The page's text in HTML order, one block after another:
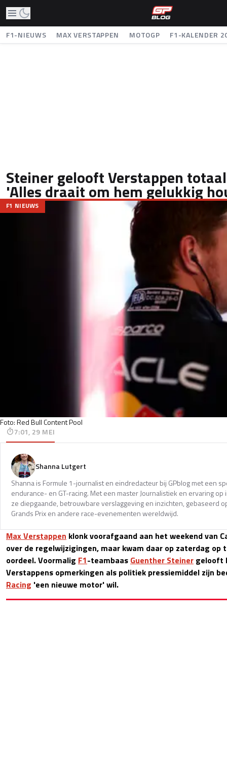
F1-NIEUWS MAX VERSTAPPEN MOTOGP F1-KALENDER
Steiner gelooft Verstappen
'Alles draait om hem gelukkig
Foto: Red Bull Content Pool
F1 NIEUWS
7:01, 29 MEI
Shanna Lutgert
Shanna is Formule 1-journalist en eindredacteur bij GPblog met een
endurance- en GT-racing. Met een master Journalistiek en ervaring
ze diepgaande, betrouwbare verslaggeving en inzichten, gebaseerd
Grands Prix en andere race-evenementen wereldwijd.
Max Verstappen klonk voorafgaand aan het weekend van
over de regelwijzigingen, maar kwam daar op zaterdag op
oordeel. Voormalig F1-teambaas Guenther Steiner gelooft
Verstappens opmerkingen als politiek pressiemiddel zijn
Racing 'een nieuwe motor' wil.